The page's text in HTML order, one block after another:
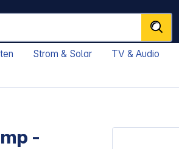
Strom & Solar TV & Audio
-